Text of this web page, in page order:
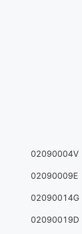
02090004V
02090009E
02090014G
02090019D